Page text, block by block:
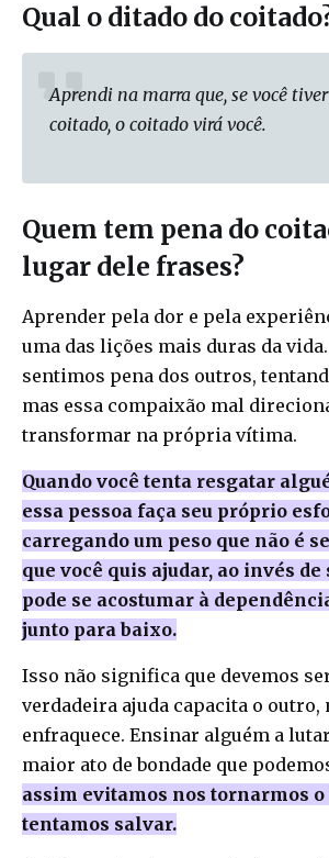
Qual o ditado do
Aprendi na marra que, se você
coitado, o coitado virá você.
Quem tem pena do
lugar dele frases?
Aprender pela dor e pela
uma das lições mais duras da
sentimos pena dos outros,
mas essa compaixão mal
transformar na própria vítima.
Quando você tenta resgatar
essa pessoa faça seu próprio
carregando um peso que não é
que você quis ajudar, ao invés
pode se acostumar à
junto para baixo.
Isso não significa que devemos
verdadeira ajuda capacita o outro,
enfraquece. Ensinar alguém a
maior ato de bondade que
assim evitamos nos tornarmos o
tentamos salvar.